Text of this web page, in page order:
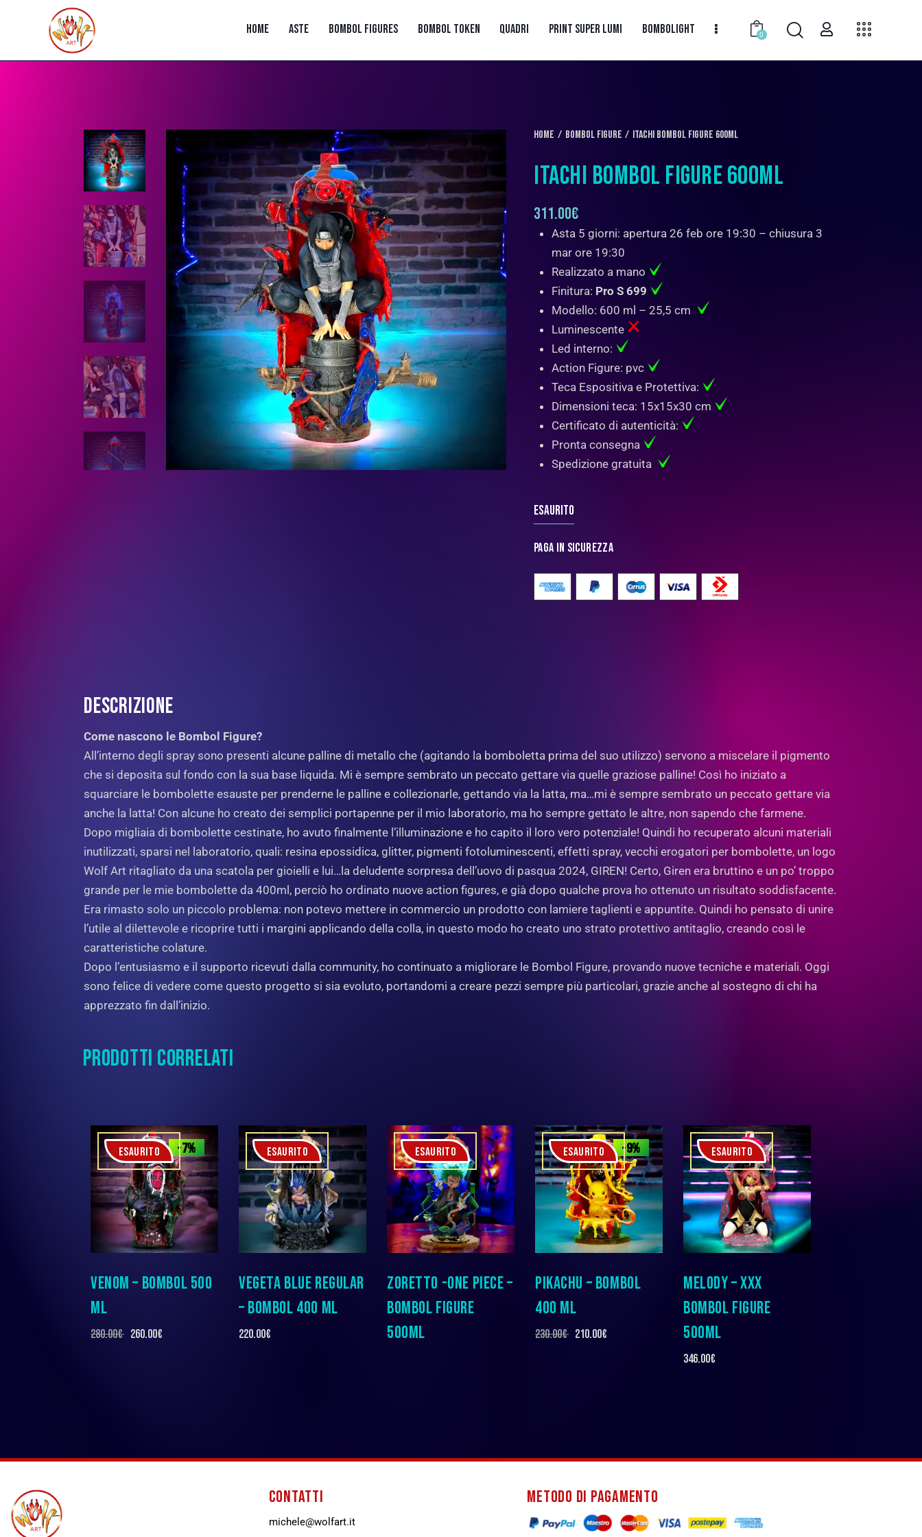
HOME ASTE BOMBOL FIGURES BOMBOL TOKEN QUADRI PRINT SUPER LUMI BOMBOLIGHT 0
Home BOMBOL FIGURE Itachi BOMBOL FIGURE 600ml
ITACHI BOMBOL FIGURE 600ML
311.00€
Asta 5 giorni: apertura 26 feb ore 19:30 – chiusura 3
mar ore 19:30
Realizzato a mano
Finitura: Pro S 699
Modello: 600 ml – 25,5 cm
Luminescente
Led interno:
Action Figure: pvc
Teca Espositiva e Protettiva:
Dimensioni teca: 15x15x30 cm
Certificato di autenticità:
Pronta consegna
Spedizione gratuita
Esaurito
Paga in sicurezza
DESCRIZIONE
Come nascono le Bombol Figure?
All’interno degli spray sono presenti alcune palline di metallo che (agitando la bomboletta prima del suo utilizzo) servono a miscelare il pigmento
che si deposita sul fondo con la sua base liquida. Mi è sempre sembrato un peccato gettare via quelle graziose palline! Così ho iniziato a
squarciare le bombolette esauste per prenderne le palline e collezionarle, gettando via la latta, ma…mi è sempre sembrato un peccato gettare via
anche la latta! Con alcune ho creato dei semplici portapenne per il mio laboratorio, ma ho sempre gettato le altre, non sapendo che farmene.
Dopo migliaia di bombolette cestinate, ho avuto finalmente l’illuminazione e ho capito il loro vero potenziale! Quindi ho recuperato alcuni materiali
inutilizzati, sparsi nel laboratorio, quali: resina epossidica, glitter, pigmenti fotoluminescenti, effetti spray, vecchi erogatori per bombolette, un logo
Wolf Art ritagliato da una scatola per gioielli e lui…la deludente sorpresa dell’uovo di pasqua 2024, GIREN! Certo, Giren era bruttino e un po’ troppo
grande per le mie bombolette da 400ml, perciò ho ordinato nuove action figures, e già dopo qualche prova ho ottenuto un risultato soddisfacente.
Era rimasto solo un piccolo problema: non potevo mettere in commercio un prodotto con lamiere taglienti e appuntite. Quindi ho pensato di unire
l’utile al dilettevole e ricoprire tutti i margini applicando della colla, in questo modo ho creato uno strato protettivo antitaglio, creando così le
caratteristiche colature.
Dopo l’entusiasmo e il supporto ricevuti dalla community, ho continuato a migliorare le Bombol Figure, provando nuove tecniche e materiali. Oggi
sono felice di vedere come questo progetto si sia evoluto, portandomi a creare pezzi sempre più particolari, grazie anche al sostegno di chi ha
apprezzato fin dall’inizio.
PRODOTTI CORRELATI
ESAURITO -7%
VENOM – BOMBOL 500
ML
280.00€ 260.00€
ESAURITO
VEGETA BLUE REGULAR
– BOMBOL 400 ML
220.00€
ESAURITO
ZORETTO -ONE PIECE –
BOMBOL FIGURE
500ML
ESAURITO -9%
PIKACHU – BOMBOL
400 ML
230.00€ 210.00€
ESAURITO
MELODY – XXX
BOMBOL FIGURE
500ML
346.00€
CONTATTI
michele@wolfart.it
METODO DI PAGAMENTO